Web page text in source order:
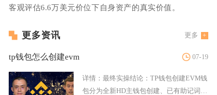
客观评估6.6万美元价位下自身资产的真实价值。
更多资讯 更多
tp钱包怎么创建evm 07-19
详情： 最终实操结论：TP钱包创建EVM钱
包分为全新HD主钱包创建、已有助记词批